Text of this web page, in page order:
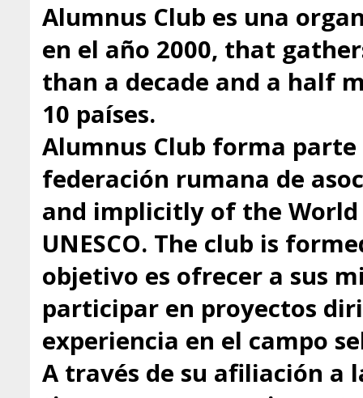
Alumnus Club es una
en el año 2000, that
than a decade and a half
10 países.
Alumnus Club forma parte
federación rumana de
and implicitly of the
UNESCO. The club is
objetivo es ofrecer a sus
participar en proyectos
experiencia en el campo
A través de su afiliación a